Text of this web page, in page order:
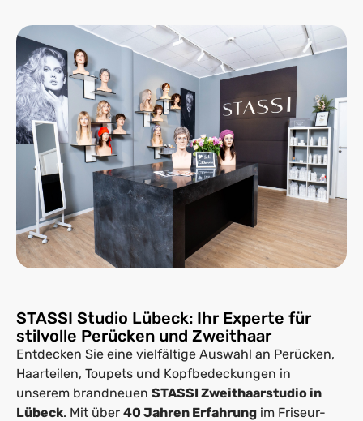
STASSI Studio Lübeck: Ihr Experte für
stilvolle Perücken und Zweithaar
Entdecken Sie eine vielfältige Auswahl an Perücken,
Haarteilen, Toupets und Kopfbedeckungen in
unserem brandneuen STASSI Zweithaarstudio in
Lübeck. Mit über 40 Jahren Erfahrung im Friseur-